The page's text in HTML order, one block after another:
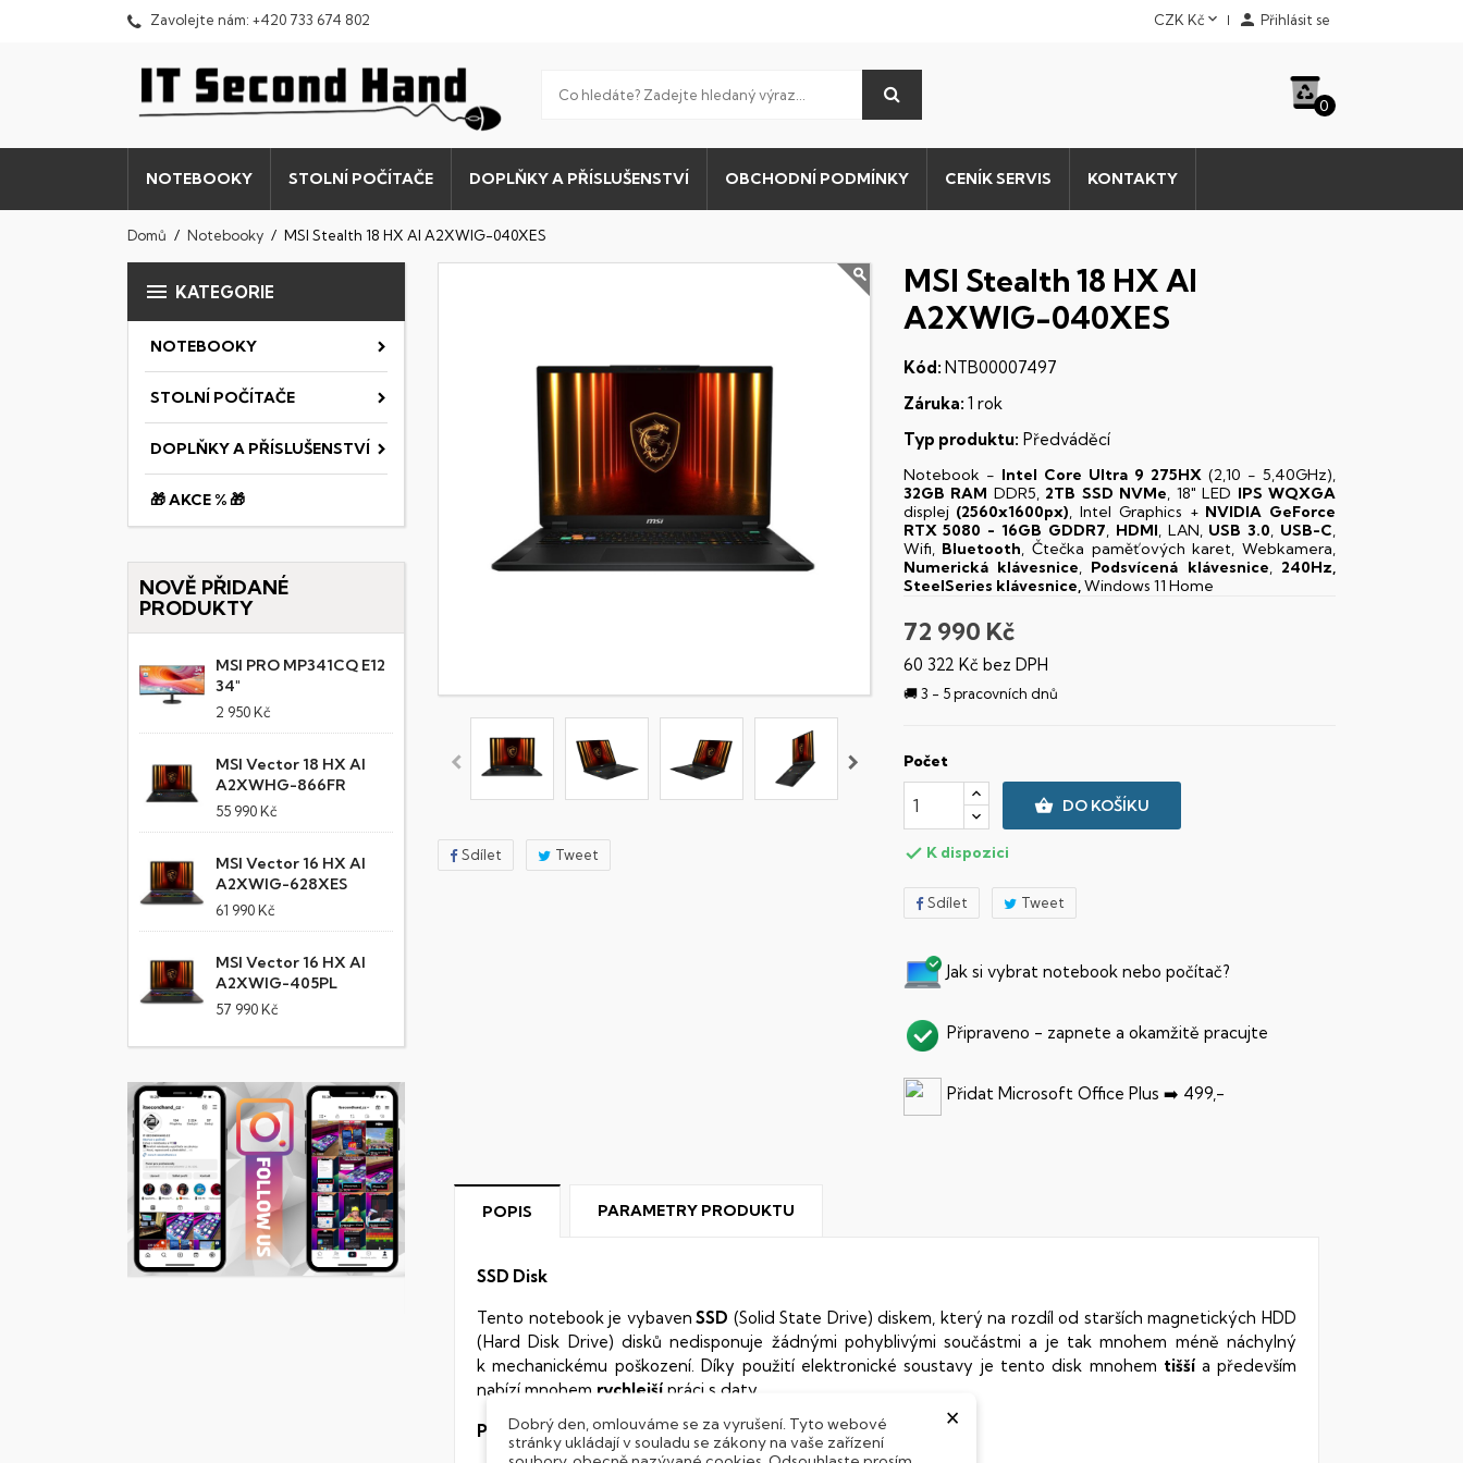
Zavolejte nám: +420 733 674 802 CZK Kč  Přihlásit se
0
NOTEBOOKY STOLNÍ POČÍTAČE DOPLŇKY A PŘÍSLUŠENSTVÍ OBCHODNÍ PODMÍNKY CENÍK SERVIS KONTAKTY
Domů Notebooky MSI Stealth 18 HX AI A2XWIG-040XES
 KATEGORIE
NOTEBOOKY
STOLNÍ POČÍTAČE
DOPLŇKY A PŘÍSLUŠENSTVÍ
🎁 AKCE % 🎁
NOVĚ PŘIDANÉ
PRODUKTY
MSI PRO MP341CQ E12
34"
2 950 Kč
MSI Vector 18 HX AI
A2XWHG-866FR
55 990 Kč
MSI Vector 16 HX AI
A2XWIG-628XES
61 990 Kč
MSI Vector 16 HX AI
A2XWIG-405PL
57 990 Kč
Sdílet Tweet
MSI Stealth 18 HX AI
A2XWIG-040XES
Kód: NTB00007497
Záruka: 1 rok
Typ produktu: Předváděcí
Notebook - Intel Core Ultra 9 275HX (2,10 - 5,40GHz),
32GB RAM DDR5, 2TB SSD NVMe, 18" LED IPS WQXGA
displej (2560x1600px), Intel Graphics + NVIDIA GeForce
RTX 5080 - 16GB GDDR7, HDMI, LAN, USB 3.0, USB-C,
Wifi, Bluetooth, Čtečka paměťových karet, Webkamera,
Numerická klávesnice, Podsvícená klávesnice, 240Hz,
SteelSeries klávesnice,Windows 11 Home
72 990 Kč
60 322 Kč bez DPH
🚚 3 - 5 pracovních dnů
Počet
 DO KOŠÍKU
 K dispozici
Sdílet Tweet
Jak si vybrat notebook nebo počítač?
Připraveno - zapnete a okamžitě pracujte
Přidat Microsoft Office Plus ➡️ 499,-
POPIS PARAMETRY PRODUKTU
SSD Disk
Tento notebook je vybaven SSD (Solid State Drive) diskem, který na rozdíl od starších magnetických HDD
(Hard Disk Drive) disků nedisponuje žádnými pohyblivými součástmi a je tak mnohem méně náchylný
k mechanickému poškození. Díky použití elektronické soustavy je tento disk mnohem tišší a především
nabízí mnohem rychlejší práci s daty.
Podsvícená klávesnice
×
Dobrý den, omlouváme se za vyrušení. Tyto webové
stránky ukládají v souladu se zákony na vaše zařízení